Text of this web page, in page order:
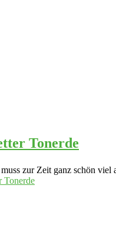
Tonerde
zur Zeit ganz schön viel
Tonerde